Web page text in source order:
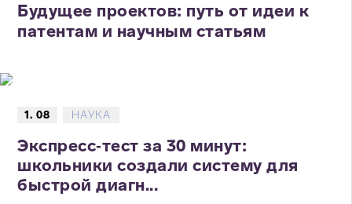
Будущее проектов: путь от идеи к
патентам и научным статьям
1. 08 НАУКА
Экспресс‑тест за 30 минут:
школьники создали систему для
быстрой диагн...